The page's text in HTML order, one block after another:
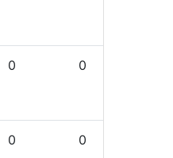
0 0
0 0